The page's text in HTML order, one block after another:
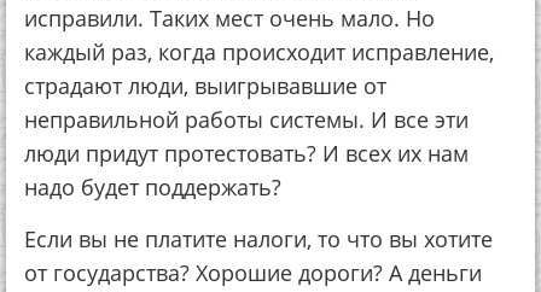
исправили. Таких мест очень мало. Но
каждый раз, когда происходит исправление,
страдают люди, выигрывавшие от
неправильной работы системы. И все эти
люди придут протестовать? И всех их нам
надо будет поддержать?
Если вы не платите налоги, то что вы хотите
от государства? Хорошие дороги? А деньги